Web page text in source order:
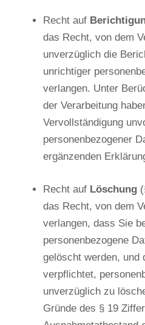
Recht auf
das Recht, von dem
unverzüglich die
unrichtiger
verlangen. Unter
der Verarbeitung
Vervollständigung
personenbezogener
ergänzenden
Recht auf Löschung
das Recht, von dem
verlangen, dass Sie
personenbezogene
gelöscht werden, und
verpflichtet,
unverzüglich zu
Gründe des § 19